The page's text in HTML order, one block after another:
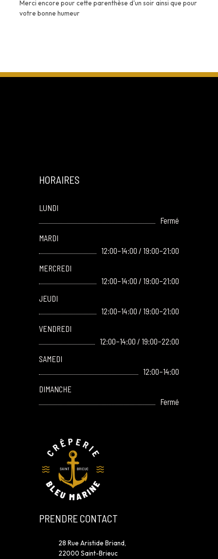
Merci encore pour cette parenthèse d'un soir ainsi que pour
votre bonne humeur
HORAIRES
LUNDI
Fermé
MARDI
12:00–14:00 / 19:00–21:00
MERCREDI
12:00–14:00 / 19:00–21:00
JEUDI
12:00–14:00 / 19:00–21:00
VENDREDI
12:00–14:00 / 19:00–22:00
SAMEDI
12:00–14:00
DIMANCHE
Fermé
PRENDRE CONTACT
28 Rue Aristide Briand,
22000 Saint-Brieuc